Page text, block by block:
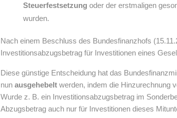
Steuerfestsetzung oder der erstmaligen
wurden.
Nach einem Beschluss des Bundesfinanzhofs
Investitionsabzugsbetrag für Investitionen eines
Diese günstige Entscheidung hat das
nun ausgehebelt werden, indem die Hinzurechnung
Wurde z. B. ein Investitionsabzugsbetrag im
Abzugsbetrag auch nur für Investitionen dieses